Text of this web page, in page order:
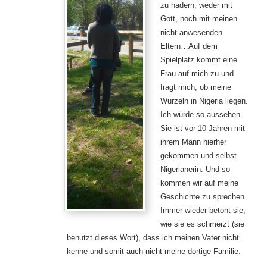
zu hadern, weder mit
Gott, noch mit meinen
nicht anwesenden
Eltern…Auf dem
Spielplatz kommt eine
Frau auf mich zu und
fragt mich, ob meine
Wurzeln in Nigeria liegen.
Ich würde so aussehen.
Sie ist vor 10 Jahren mit
ihrem Mann hierher
gekommen und selbst
Nigerianerin. Und so
kommen wir auf meine
Geschichte zu sprechen.
Immer wieder betont sie,
wie sie es schmerzt (sie
benutzt dieses Wort), dass ich meinen Vater nicht
kenne und somit auch nicht meine dortige Familie.